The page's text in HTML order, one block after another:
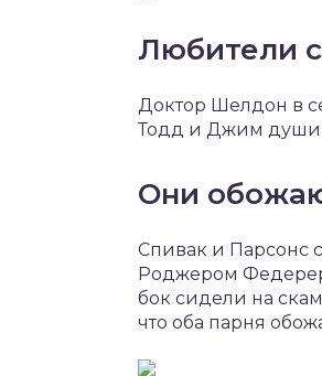
Любители
Доктор Шелдон в
Тодд и Джим души
Они
Спивак и Парсонс
Роджером
бок сидели на
что оба парня